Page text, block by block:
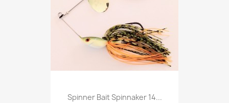
Spinner Bait Spinnaker 14...